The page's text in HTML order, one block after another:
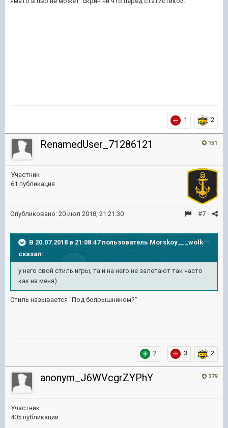
1 2
151
RenamedUser_71286121
Участник
61 публикация
#7
Опубликовано: 20 июл 2018, 21:21:30
В 20.07.2018 в 21:08:47 пользователь Morskoy___wolk
сказал:
у него свой стиль игры, та и на него не залетают так часто
как на меня)
Стиль называется "Под боярышником?"
2 3 2
279
anonym_J6WVcgrZYPhY
Участник
405 публикаций